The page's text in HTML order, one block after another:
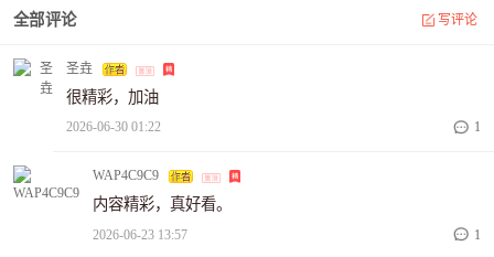
全部评论 写评论
圣垚
很精彩，加油
2026-06-30 01:22 1
WAP4C9C9
内容精彩，真好看。
2026-06-23 13:57 1